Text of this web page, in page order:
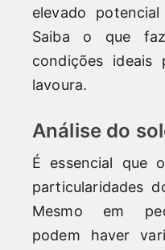
elevado
Saiba o que
condições
lavoura.
Análise do
É essencial que
particularidades
Mesmo em
podem haver